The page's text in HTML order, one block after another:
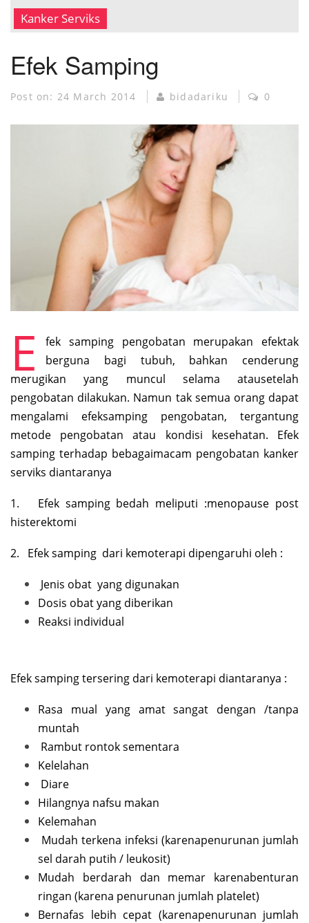
MUSEUM KANKER
Kanker Serviks
Efek Samping
Post on: 24 March 2014 bidadariku 0
E
fek samping pengobatan merupakan efektak
berguna bagi tubuh, bahkan cenderung
merugikan yang muncul selama atausetelah
pengobatan dilakukan. Namun tak semua orang dapat
mengalami efeksamping pengobatan, tergantung
metode pengobatan atau kondisi kesehatan. Efek
samping terhadap bebagaimacam pengobatan kanker
serviks diantaranya
1. Efek samping bedah meliputi :menopause post
histerektomi
2. Efek samping dari kemoterapi dipengaruhi oleh :
Jenis obat yang digunakan
Dosis obat yang diberikan
Reaksi individual
Efek samping tersering dari kemoterapi diantaranya :
Rasa mual yang amat sangat dengan /tanpa
muntah
Rambut rontok sementara
Kelelahan
Diare
Hilangnya nafsu makan
Kelemahan
Mudah terkena infeksi (karenapenurunan jumlah
sel darah putih / leukosit)
Mudah berdarah dan memar karenabenturan
ringan (karena penurunan jumlah platelet)
Bernafas lebih cepat (karenapenurunan jumlah